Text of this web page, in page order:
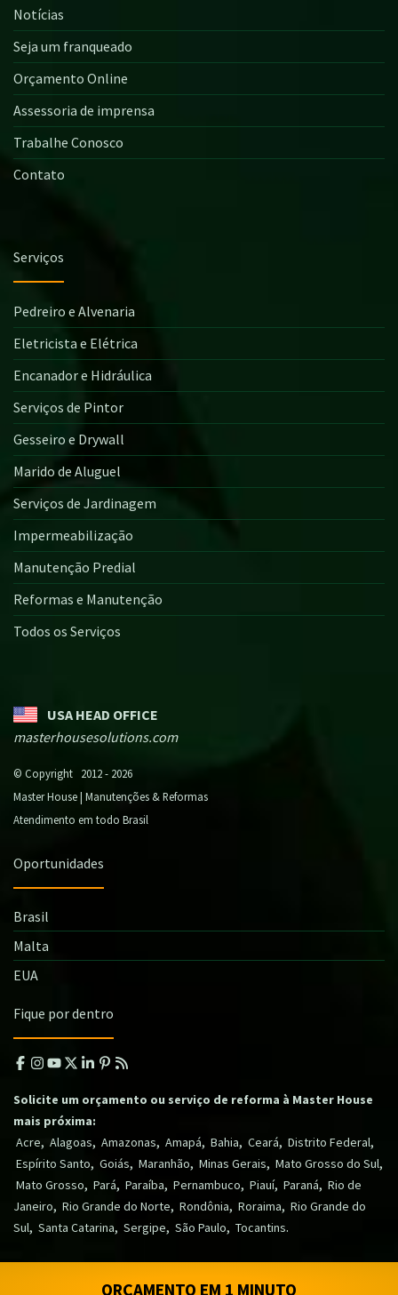
ORÇAMENTO EM 1 MINUTO
Notícias
Seja um franqueado
Orçamento Online
Assessoria de imprensa
Trabalhe Conosco
Contato
Serviços
Pedreiro e Alvenaria
Eletricista e Elétrica
Encanador e Hidráulica
Serviços de Pintor
Gesseiro e Drywall
Marido de Aluguel
Serviços de Jardinagem
Impermeabilização
Manutenção Predial
Reformas e Manutenção
Todos os Serviços
USA HEAD OFFICE
masterhousesolutions.com
© Copyright 2012 - 2026
Master House | Manutenções & Reformas
Atendimento em todo Brasil
Oportunidades
Brasil
Malta
EUA
Fique por dentro
Solicite um orçamento ou serviço de reforma à Master House
mais próxima:
Acre, Alagoas, Amazonas, Amapá, Bahia, Ceará, Distrito Federal,
Espírito Santo, Goiás, Maranhão, Minas Gerais, Mato Grosso do Sul,
Mato Grosso, Pará, Paraíba, Pernambuco, Piauí, Paraná, Rio de
Janeiro, Rio Grande do Norte, Rondônia, Roraima, Rio Grande do
Sul, Santa Catarina, Sergipe, São Paulo, Tocantins.